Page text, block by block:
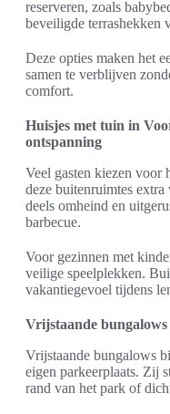
reserveren, zoals
beveiligde terrashekken
Deze opties maken het
samen te verblijven
comfort.
Huisjes met tuin in
ontspanning
Veel gasten kiezen voor
deze buitenruimtes
deels omheind en
barbecue.
Voor gezinnen met
veilige speelplekken.
vakantiegevoel tijdens
Vrijstaande bungalows
Vrijstaande bungalows
eigen parkeerplaats. Zij
rand van het park of